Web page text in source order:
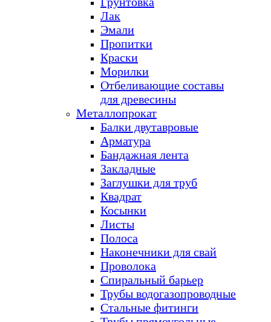
Лак
Эмали
Пропитки
Краски
Морилки
Отбеливающие составы
для древесины
Металлопрокат
Балки двутавровые
Арматура
Бандажная лента
Закладные
Заглушки для труб
Квадрат
Косынки
Листы
Полоса
Наконечники для свай
Проволока
Спиральный барьер
Трубы водогазопроводные
Стальные фитинги